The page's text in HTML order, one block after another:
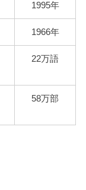
1995年
1966年
22万語
58万部